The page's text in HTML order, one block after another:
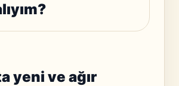
yeni ve ağır